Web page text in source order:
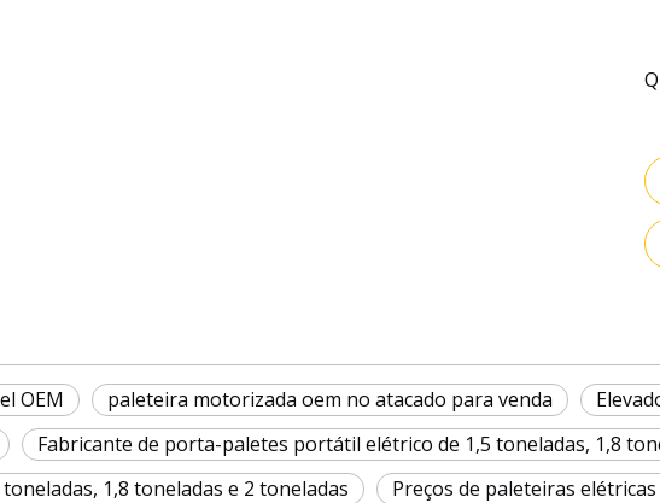
OEM paleteira motorizada oem no atacado para venda
Fabricante de porta-paletes portátil elétrico de 1,5 toneladas, 1,8
1,8 toneladas e 2 toneladas
Preços de paleteiras